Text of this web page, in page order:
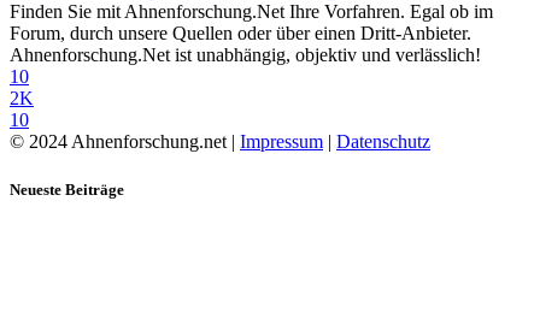
Finden Sie mit Ahnenforschung.Net Ihre Vorfahren. Egal ob im
Forum, durch unsere Quellen oder über einen Dritt-Anbieter.
Ahnenforschung.Net ist unabhängig, objektiv und verlässlich!
10
2K
10
© 2024 Ahnenforschung.net | Impressum | Datenschutz
Neueste Beiträge